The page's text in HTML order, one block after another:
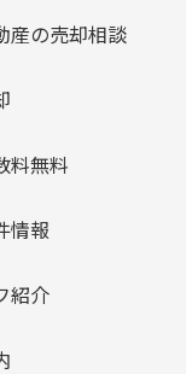
産の売却相談
料無料
情報
紹介